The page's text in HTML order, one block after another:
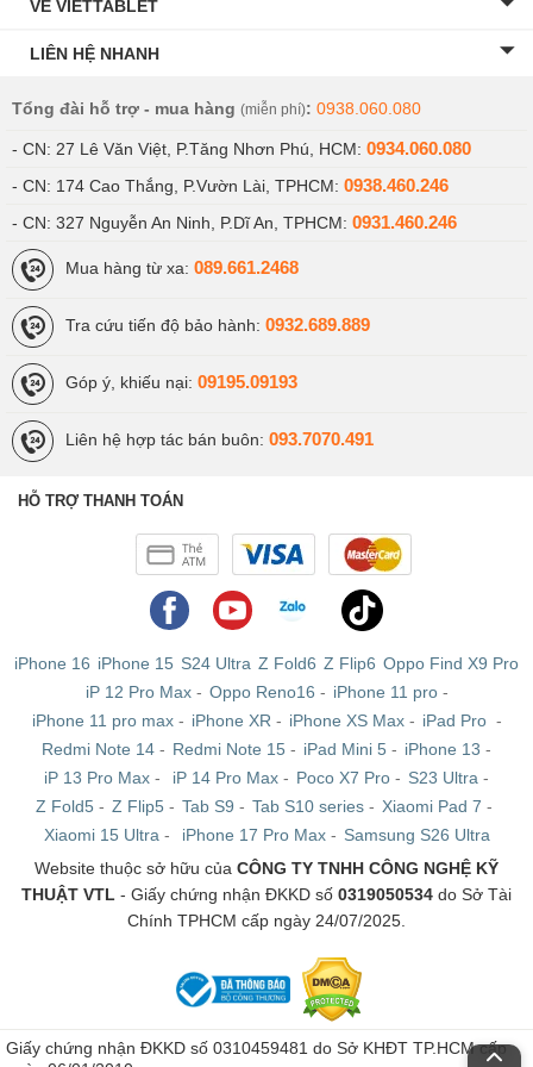
Nút Quick Button tiện lợi
Trong trường hợp khẩn cấp, người dùng chỉ cần giữ nút Quick
Button trong 5 giây, thiết bị sẽ phát ra âm thanh còi cứu hộ với âm
lượng tối đa 85dB giúp thu hút sự chú ý cũng như tìm kiếm sự trợ
giúp từ xung quanh.
Hiệu năng mạnh mẽ
Samsung Galaxy Watch Ultra trang bị bộ vi xử lý Exynos W1000
được sản xuất trên tiến trình 3nm của hãng. Kết hợp với GPS băng
tần kép đem đến khả năng định vị chính xác hơn 20% so với phiên
Galaxy Watch Ultra đo lường giấc ngủ chất lượng
Galaxy Watch Ultra còn trang bị tính năng cảm biến theo dõi sức
quá trình tập luyện chính xác hơn. Thiết bị còn tích hợp tính năng
Sleep Apnea giúp phát hiện chứng ngưng thở khi ngủ và theo dõi
AGEs, một chỉ số quan trọng trong vấn đề lão hóa, giúp người
dùng chăm sóc sức khỏe cơ thể tốt hơn.
VỀ VIETTABLET
LIÊN HỆ NHANH
Tổng đài hỗ trợ - mua hàng (miễn phí): 0938.060.080
- CN: 27 Lê Văn Việt, P.Tăng Nhơn Phú, HCM: 0934.060.080
- CN: 174 Cao Thắng, P.Vườn Lài, TPHCM: 0938.460.246
- CN: 327 Nguyễn An Ninh, P.Dĩ An, TPHCM: 0931.460.246
Mua hàng từ xa: 089.661.2468
Tra cứu tiến độ bảo hành: 0932.689.889
Góp ý, khiếu nại: 09195.09193
Liên hệ hợp tác bán buôn: 093.7070.491
HỖ TRỢ THANH TOÁN
iPhone 16 iPhone 15 S24 Ultra Z Fold6 Z Flip6 Oppo Find X9 Pro
iP 12 Pro Max- Oppo Reno16 - iPhone 11 pro-
iPhone 11 pro max- iPhone XR - iPhone XS Max- iPad Pro -
Redmi Note 14 - Redmi Note 15 - iPad Mini 5 - iPhone 13 -
iP 13 Pro Max - iP 14 Pro Max - Poco X7 Pro - S23 Ultra -
Z Fold5 - Z Flip5 - Tab S9 - Tab S10 series - Xiaomi Pad 7 -
Xiaomi 15 Ultra - iPhone 17 Pro Max- Samsung S26 Ultra
Website thuộc sở hữu của CÔNG TY TNHH CÔNG NGHỆ KỸ
THUẬT VTL - Giấy chứng nhận ĐKKD số 0319050534 do Sở Tài
Chính TPHCM cấp ngày 24/07/2025.
Giấy chứng nhận ĐKKD số 0310459481 do Sở KHĐT TP.HCM cấp